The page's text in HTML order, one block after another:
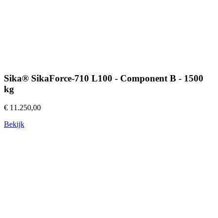
Sika® SikaForce-710 L100 - Component B - 1500
kg
€ 11.250,00
Bekijk